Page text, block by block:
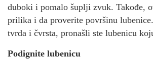
duboki i pomalo šuplji zvuk. Takođe,
prilika i da proverite površinu
tvrda i čvrsta, pronašli ste lubenicu
Podignite lubenicu